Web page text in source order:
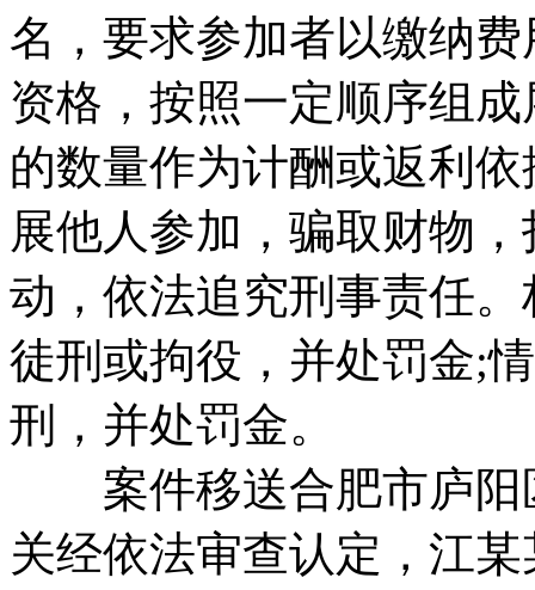
名，要求参加者以缴纳
资格，按照一定顺序组
的数量作为计酬或返利
展他人参加，骗取财物
动，依法追究刑事责任
徒刑或拘役，并处罚金;
刑，并处罚金。
案件移送合肥市庐阳
关经依法审查认定，江